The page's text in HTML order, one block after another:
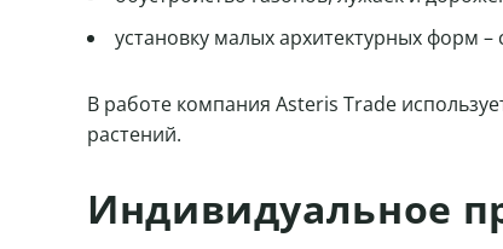
установку малых архитектурных форм –
В работе компания Asteris Trade
растений.
Индивидуальное